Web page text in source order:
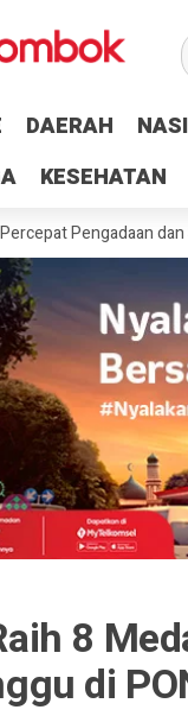
DAERAH
KESEHATAN
DAERAH
KESEHATAN
dan Serapan
8
di